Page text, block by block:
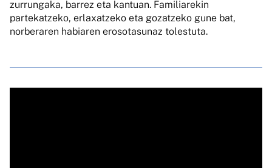
zurrungaka, barrez eta kantuan. Familiarekin
partekatzeko, erlaxatzeko eta gozatzeko gune bat,
norberaren habiaren erosotasunaz tolestuta.